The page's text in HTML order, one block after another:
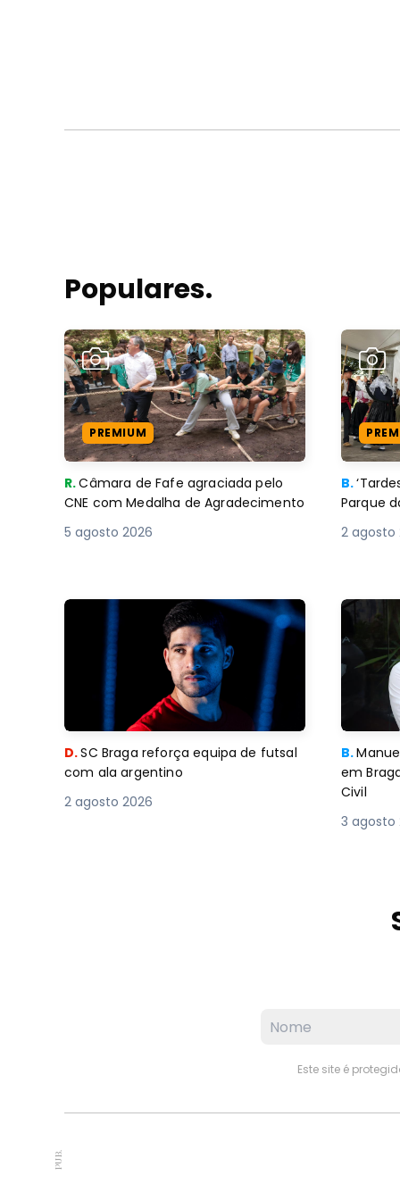
Populares.
PREMIUM
R.Câmara de Fafe agraciada pelo
CNE com Medalha de Agradecimento
5 agosto 2026
B.
Parque
2 agosto
D.SC Braga reforça equipa de futsal
com ala argentino
2 agosto 2026
B.
em
Civil
3 agosto
Este site é
PUB.